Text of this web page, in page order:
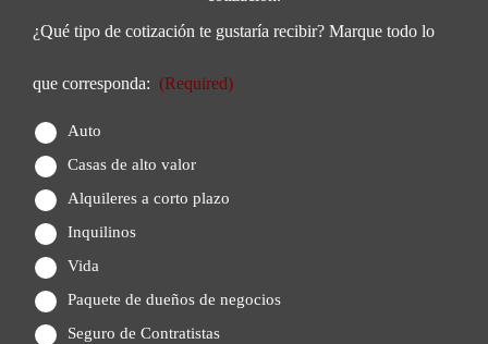
¿Qué tipo de cotización te gustaría recibir? Marque todo lo
que corresponda: (Required)
Auto
Casas de alto valor
Alquileres a corto plazo
Inquilinos
Vida
Paquete de dueños de negocios
Seguro de Contratistas